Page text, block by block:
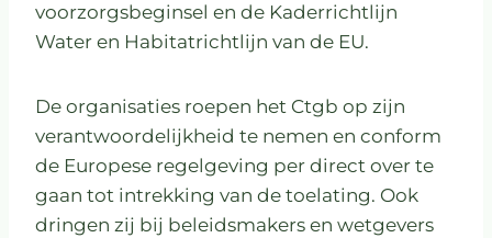
voorzorgsbeginsel en de Kaderrichtlijn
Water en Habitatrichtlijn van de EU.
De organisaties roepen het Ctgb op zijn
verantwoordelijkheid te nemen en conform
de Europese regelgeving per direct over te
gaan tot intrekking van de toelating. Ook
dringen zij bij beleidsmakers en wetgevers